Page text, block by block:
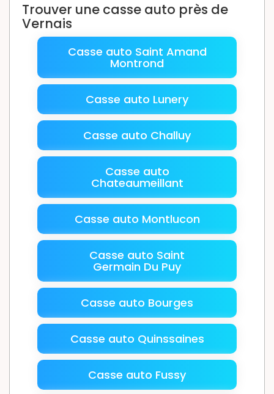
Trouver une casse auto près de
Vernais
Casse auto Saint Amand
Montrond
Casse auto Lunery
Casse auto Challuy
Casse auto
Chateaumeillant
Casse auto Montlucon
Casse auto Saint
Germain Du Puy
Casse auto Bourges
Casse auto Quinssaines
Casse auto Fussy